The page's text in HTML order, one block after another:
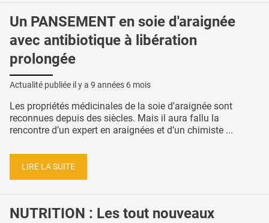
Un PANSEMENT en soie d'araignée
avec antibiotique à libération
prolongée
Actualité publiée il y a 9 années 6 mois
Les propriétés médicinales de la soie d'araignée sont
reconnues depuis des siècles. Mais il aura fallu la
rencontre d’un expert en araignées et d’un chimiste ...
LIRE LA SUITE
NUTRITION : Les tout nouveaux